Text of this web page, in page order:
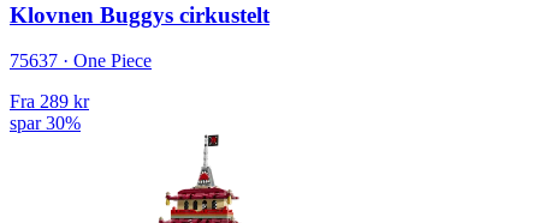
Klovnen Buggys cirkustelt
75637 · One Piece
Fra 289 kr
spar 30%